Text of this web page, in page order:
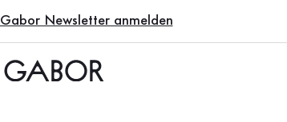
Gabor Newsletter anmelden